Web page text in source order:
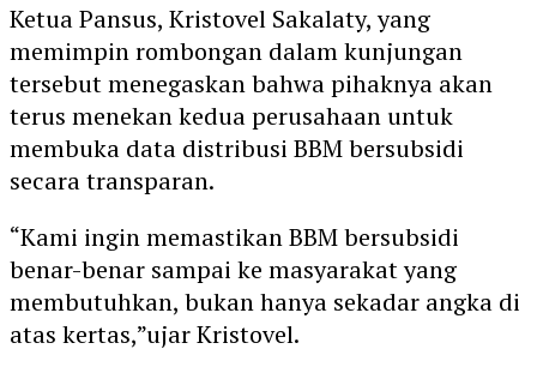
Ketua Pansus, Kristovel Sakalaty, yang
memimpin rombongan dalam kunjungan
tersebut menegaskan bahwa pihaknya akan
terus menekan kedua perusahaan untuk
membuka data distribusi BBM bersubsidi
secara transparan.
“Kami ingin memastikan BBM bersubsidi
benar-benar sampai ke masyarakat yang
membutuhkan, bukan hanya sekadar angka di
atas kertas,”ujar Kristovel.